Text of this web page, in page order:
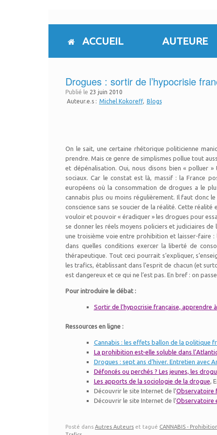
to
ACCUEIL AUTEURE
Drogues : sortir de l’hypocrisie
Publié le 23 juin 2010
Auteur.e.s : Michel Kokoreff Blogs
On le sait, une certaine rhétorique politicienne
prendre. Mais ce genre de simplismes pollue tout
et dépénalisation. Oui, nous disons bien « polluer
sociaux. Car le constat est là, massif : la France
européens où la consommation de drogues a le
cannabis plus ou moins régulièrement. Il faut donc
conscience sans se soucier de la réalité. Cette
vouloir et pouvoir « éradiquer » les drogues pour
se donner les réels moyens policiers et judiciaires
une troisième voie entre prohibition et laisser-faire
dans quelles conditions exercer la liberté de
thérapeutique. Tout ceci pourrait s’expliquer,
les trafics, établissant dans l’esprit de chacun (et
est dangereux et ce qui ne l’est pas. En bref : on
Pour introduire le débat :
Sortir de l’hypocrisie française, apprendre
Ressources en ligne :
Cannabis : les effets ballon de la politique
La prohibition est-elle soluble dans
Drogues : sept ans d’hiver. Entretien avec
Défoncés ou perchés ? Les jeunes, les
Les apports de la sociologie de la drogue ,
Découvrir le site Internet de l’Observatoire
Découvrir le site Internet de l’Observatoire
Posté dans Autres Auteurs et tagué CANNABIS -